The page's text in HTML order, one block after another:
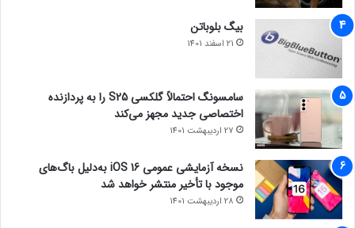
بیگ بلوباتن
21 اسفند 1401
سامسونگ احتمالاً گلکسی S25 را به پردازنده
اختصاصی جدید مجهز می‌کند
27 اردیبهشت 1401
نسخه آزمایشی عمومی iOS 16 به‌دلیل باگ‌های
موجود با تأخیر منتشر خواهد شد
28 اردیبهشت 1401